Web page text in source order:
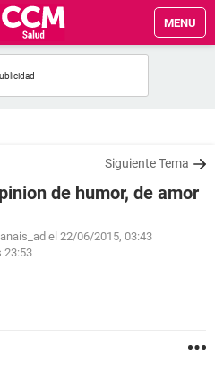
MENU
Siguiente Tema
de humor, de amor
el 22/06/2015, 03:43
23:53